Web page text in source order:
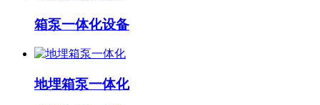
箱泵一体化设备
地埋箱泵一体化